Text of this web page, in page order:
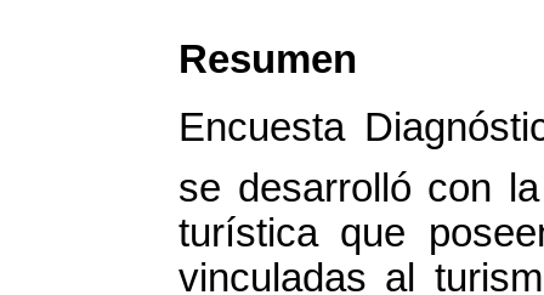
Resumen
Encuesta
se desarrolló con
turística que
vinculadas al